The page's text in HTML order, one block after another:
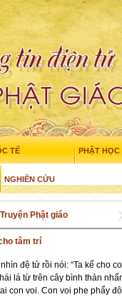
TẾ PHẬT HỌC
NGHIÊN CỨU
Truyện Phật giáo
tâm trí
đệ tử rồi nói: “Ta kể cho
lá từ trên cây bình thản
con voi. Con voi phe phẩy